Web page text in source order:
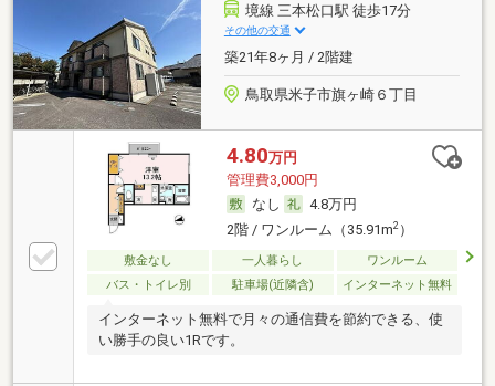
境線 三本松口駅 徒歩17分
その他の交通
築21年8ヶ月 / 2階建
鳥取県米子市旗ヶ崎６丁目
4.80万円
管理費3,000円
なし
4.8万円
2階 / ワンルーム（35.91m2）
敷金なし 一人暮らし
ワンルーム
バス・トイレ別
駐車場(近隣含) インターネット無料
インターネット無料で月々の通信費を節約できる、使
い勝手の良い1Rです。